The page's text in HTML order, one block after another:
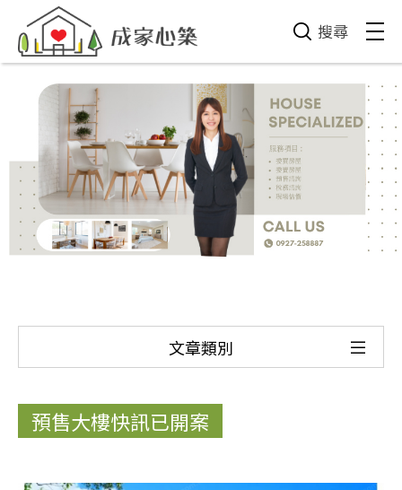
搜尋
文章類別
預售大樓快訊已開案